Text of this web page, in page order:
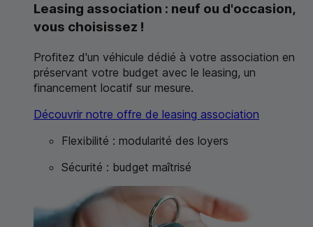
Leasing association : neuf ou d'occasion,
vous choisissez !
Profitez d'un véhicule dédié à votre association en
préservant votre budget avec le leasing, un
financement locatif sur mesure.
Découvrir notre offre de leasing association
Flexibilité : modularité des loyers
Sécurité : budget maîtrisé